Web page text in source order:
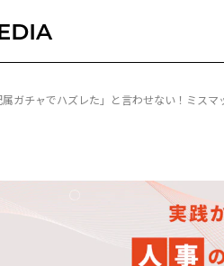
属ガチャでハズレた」と言わせない！ミス